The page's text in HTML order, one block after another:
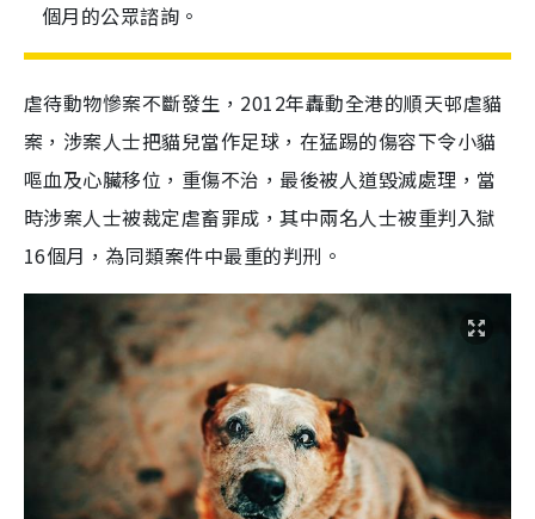
個月的公眾諮詢。
虐待動物慘案不斷發生，2012年轟動全港的順天邨虐貓
案，涉案人士把貓兒當作足球，在猛踢的傷容下令小貓
嘔血及心臟移位，重傷不治，最後被人道毀滅處理，當
時涉案人士被裁定虐畜罪成，其中兩名人士被重判入獄
16個月，為同類案件中最重的判刑。